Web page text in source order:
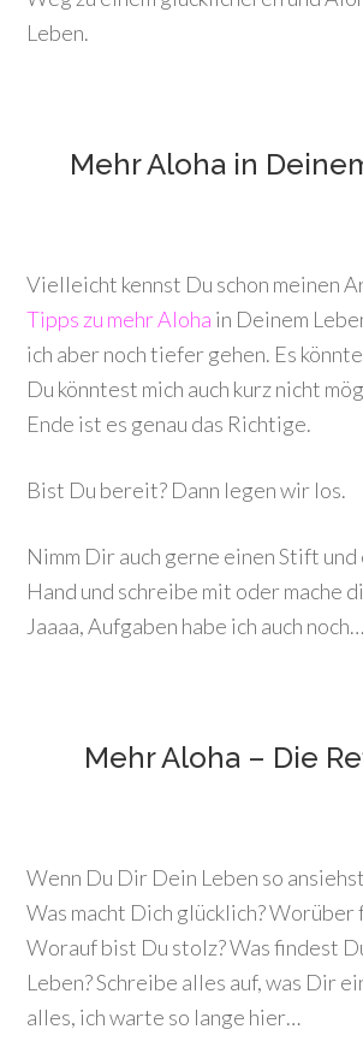
Leben.
Mehr Aloha in
Vielleicht kennst Du schon meinen
Tipps zu mehr Aloha in Deinem
ich aber noch tiefer gehen. Es
Du könntest mich auch kurz nicht
Ende ist es genau das Richtige.
Bist Du bereit? Dann legen wir los.
Nimm Dir auch gerne einen Stift
Hand und schreibe mit oder mache
Jaaaa, Aufgaben habe ich auch noch…
Mehr Aloha – Die
Wenn Du Dir Dein Leben so
Was macht Dich glücklich? Worüber
Worauf bist Du stolz? Was findest
Leben? Schreibe alles auf, was Dir
alles, ich warte so lange hier…